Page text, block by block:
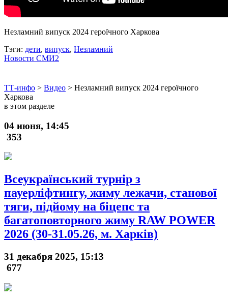
Незламний випуск 2024 героїчного Харкова
Тэги: дети, випуск, Незламний
Новости СМИ2
ТТ-инфо > Видео > Незламний випуск 2024 героїчного
Харкова
в этом разделе
04 июня, 14:45
353
Всеукраїнський турнір з
пауерліфтингу, жиму лежачи, станової
тяги, підйому на біцепс та
багатоповторного жиму RAW POWER
2026 (30-31.05.26, м. Харків)
31 декабря 2025, 15:13
677